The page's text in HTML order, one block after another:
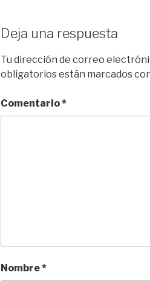
Deja una respuesta
Tu dirección de correo
obligatorios están marcados
Comentario*
Nombre*